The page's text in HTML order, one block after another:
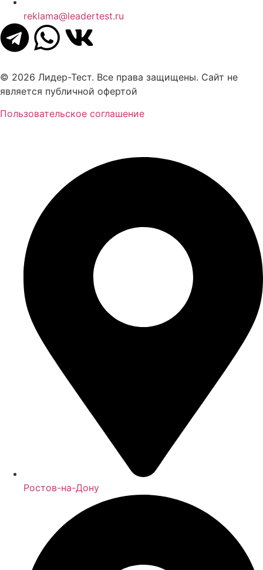
reklama@leadertest.ru
© 2026 Лидер-Тест. Все права защищены. Сайт не
является публичной офертой
Пользовательское соглашение
Ростов-на-Дону